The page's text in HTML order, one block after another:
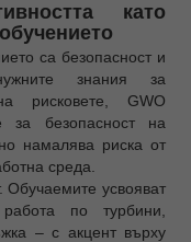
като
са безопасност и
знания за
рисковете, GWO
за безопасност на
намалява риска от
среда.
Обучаемите усвояват
по турбини,
– с акцент върху